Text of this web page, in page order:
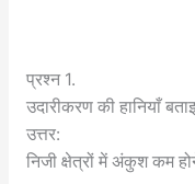
प्रश्न 1.
उदारीकरण की हानियाँ
उत्तर:
निजी क्षेत्रों में अंकुश कम